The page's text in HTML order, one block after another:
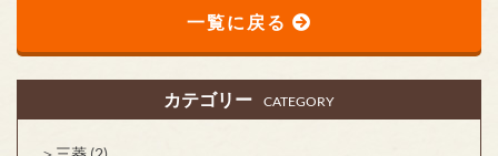
一覧に戻る
カテゴリー CATEGORY